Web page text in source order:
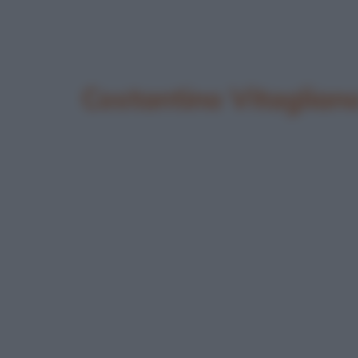
Costantino